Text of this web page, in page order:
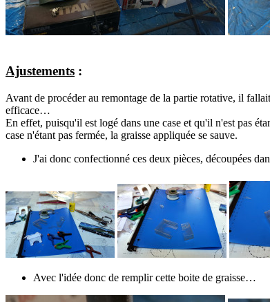
Ajustements :
Avant de procéder au remontage de la partie rotative, il
efficace…
En effet, puisqu'il est logé dans une case et qu'il n'est pas
case n'étant pas fermée, la graisse appliquée se sauve.
J'ai donc confectionné ces deux pièces, découpées
Avec l'idée donc de remplir cette boite de graisse…